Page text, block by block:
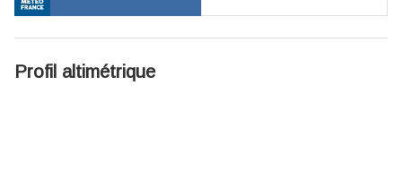
Profil altimétrique